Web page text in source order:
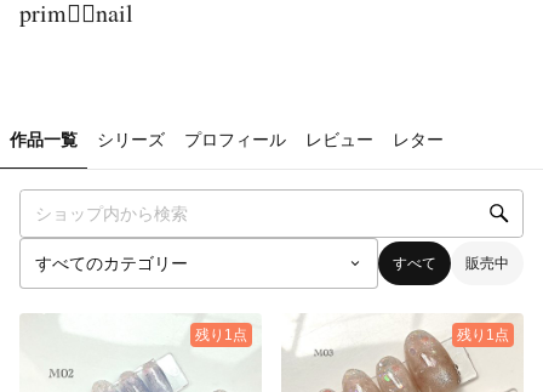
prim❁⃘nail
作品一覧 シリーズ プロフィール レビュー レター
すべて 販売中
残り1点 残り1点